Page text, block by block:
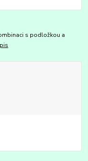
s podložkou a